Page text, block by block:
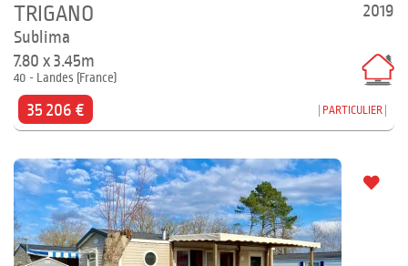
2019
TRIGANO
Sublima
7.80 x 3.45m
40 - Landes (France)
35 206 € PARTICULIER